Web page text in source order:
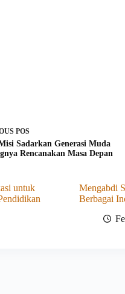
POS
Sadarkan Generasi Muda
Rencanakan Masa Depan
untuk
Mengabdi
Berbagai